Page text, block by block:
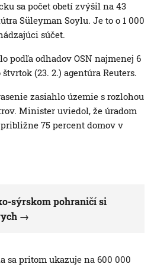
sa počet obetí zvýšil na 43
Süleyman Soylu. Je to o 1 000
súčet.
podľa odhadov OSN najmenej 6
(23. 2.) agentúra Reuters.
zasiahlo územie s rozlohou
Minister uviedol, že úradom
75 percent domov v
sýrskom pohraničí si
sa pritom ukazuje na 600 000